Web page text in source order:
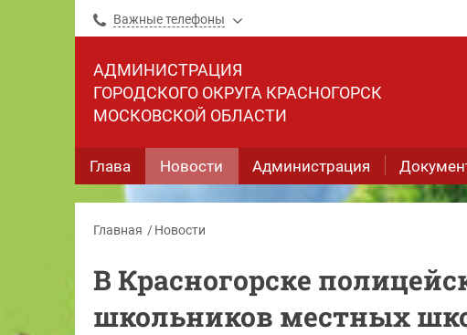
Важные телефоны
АДМИНИСТРАЦИЯ
ГОРОДСКОГО ОКРУГА КРАСНОГОРСК
МОСКОВСКОЙ ОБЛАСТИ
Глава Новости Администрация
Главная Новости
В Красногорске
школьников местных